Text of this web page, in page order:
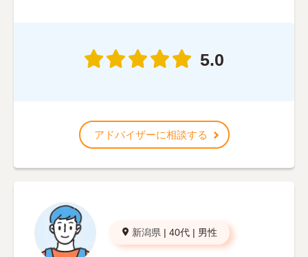
5.0
アドバイザーに相談する
新潟県 | 40代 | 男性